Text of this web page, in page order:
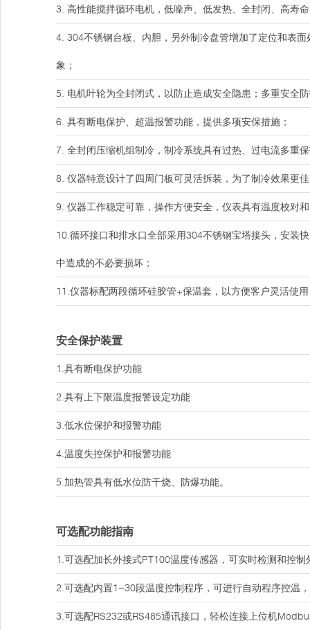
3. 高性能搅拌循环电机，低噪声、低发热、全封闭、高寿
4. 304不锈钢台板、内胆，另外制冷盘管增加了定位和表
象；
5. 电机叶轮为全封闭式，以防止造成安全隐患；多重安全
6. 具有断电保护、超温报警功能，提供多项安保措施；
7. 全封闭压缩机组制冷，制冷系统具有过热、过电流多重
8. 仪器特意设计了四周门板可灵活拆装，为了制冷效果更
9. 仪器工作稳定可靠，操作方便安全，仪表具有温度校对
10.循环接口和排水口全部采用304不锈钢宝塔接头，安装
中造成的不必要损坏；
11.仪器标配两段循环硅胶管+保温套，以方便客户灵活使
安全保护装置
1.具有断电保护功能
2.具有上下限温度报警设定功能
3.低水位保护和报警功能
4.温度失控保护和报警功能
5.加热管具有低水位防干烧、防爆功能。
可选配功能指南
1.可选配加长外接式PT100温度传感器，可实时检测和控
2.可选配内置1~30段温度控制程序，可进行自动程序控温
3.可选配RS232或RS485通讯接口，轻松连接上位机